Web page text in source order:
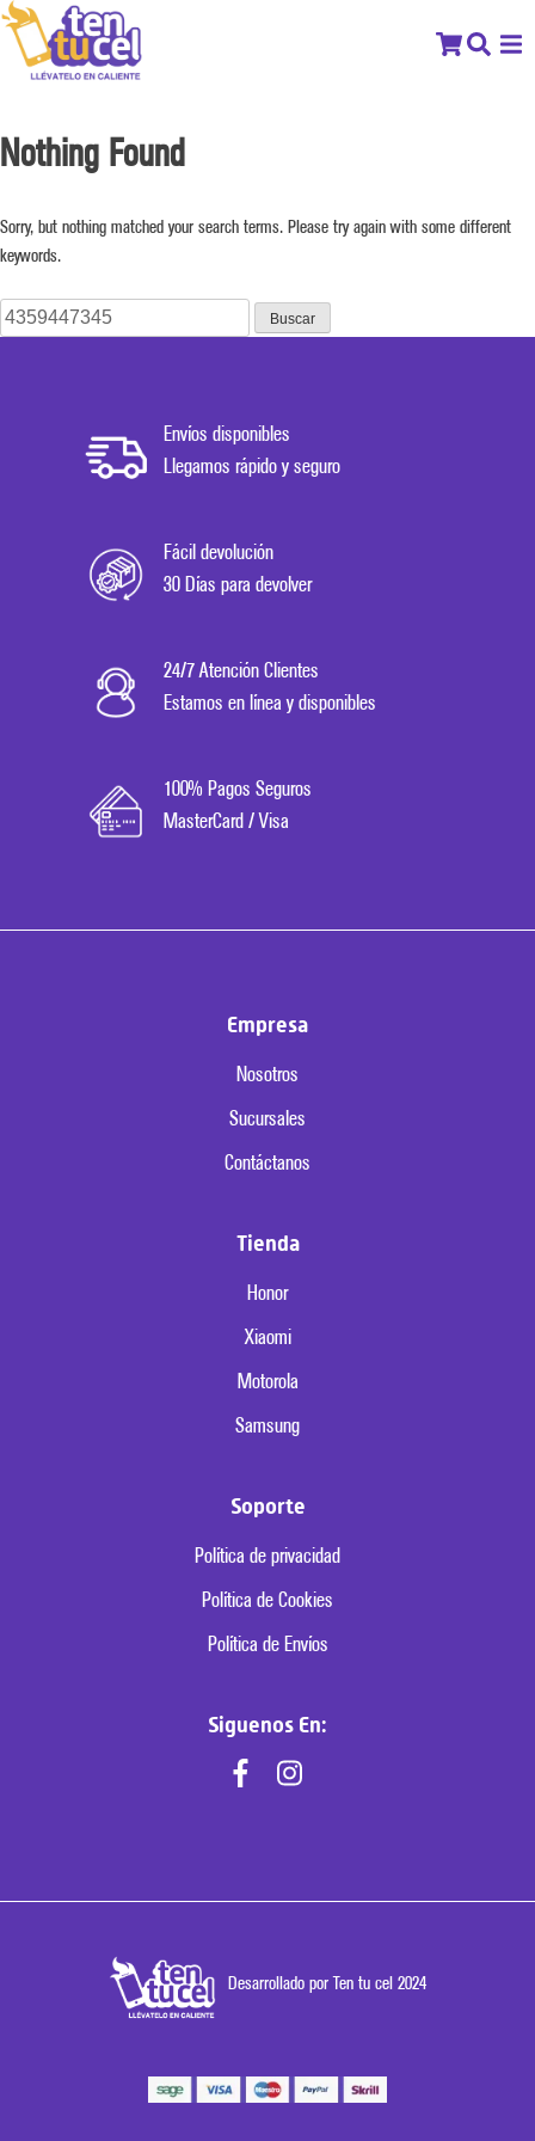
Nothing Found
Sorry, but nothing matched your search terms. Please try again with some different
keywords.
Buscar:
Envíos disponibles
Llegamos rápido y seguro
Fácil devolución
30 Días para devolver
24/7 Atención Clientes
Estamos en línea y disponibles
100% Pagos Seguros
MasterCard / Visa
Empresa
Nosotros
Sucursales
Contáctanos
Tienda
Honor
Xiaomi
Motorola
Samsung
Soporte
Política de privacidad
Política de Cookies
Política de Envíos
Siguenos En:
Desarrollado por Ten tu cel 2024